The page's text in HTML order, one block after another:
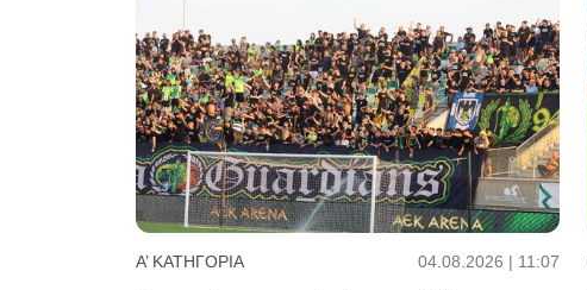
Α’ ΚΑΤΗΓΟΡΊΑ 04.08.2026 | 11:07